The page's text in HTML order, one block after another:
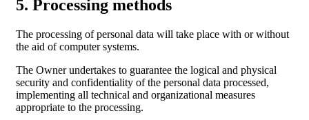
5. Processing methods
The processing of personal data will take place with or without
the aid of computer systems.
The Owner undertakes to guarantee the logical and physical
security and confidentiality of the personal data processed,
implementing all technical and organizational measures
appropriate to the processing.